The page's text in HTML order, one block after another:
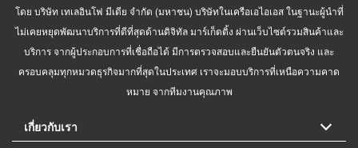
โดย บริษัท เทเลอินโฟ มีเดีย จำกัด (มหาชน) บริษัทในเครือเอไอเอส ในฐานะผู้นำที่
ไม่เคยหยุดพัฒนาบริการที่ดีที่สุดด้านดิจิทัล มาร์เก็ตติ้ง ผ่านเว็บไซต์รวมสินค้าและ
บริการ จากผู้ประกอบการที่เชื่อถือได้ มีการตรวจสอบและยืนยันตัวตนจริง และ
ครอบคลุมทุกหมวดธุรกิจมากที่สุดในประเทศ เราจะมอบบริการที่เหนือความคาด
หมาย จากทีมงานคุณภาพ
เกี่ยวกับเรา